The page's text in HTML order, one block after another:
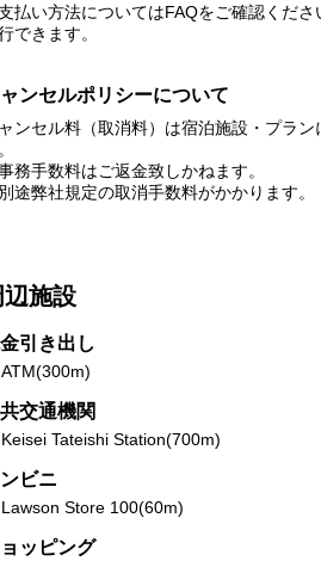
払い方法についてはFAQをご確認くだ
できます。
ンセルポリシーについて
ンセル料（取消料）は宿泊施設・プラ
務手数料はご返金致しかねます。
途弊社規定の取消手数料がかかります。
辺施設
引き出し
ATM(300m)
交通機関
Keisei Tateishi Station(700m)
ビニ
Lawson Store 100(60m)
ッピング